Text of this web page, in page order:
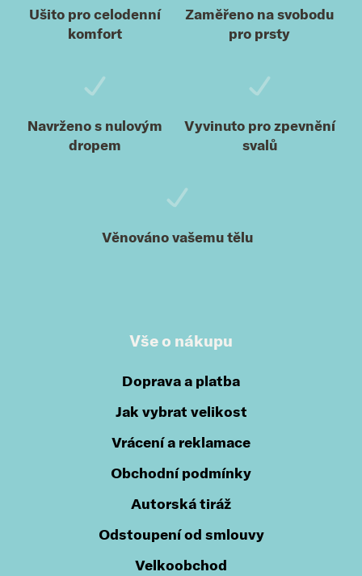
Ušito pro celodenní
komfort
Zaměřeno na svobodu
pro prsty
Navrženo s nulovým
dropem
Vyvinuto pro zpevnění
svalů
Věnováno vašemu tělu
Vše o nákupu
Doprava a platba
Jak vybrat velikost
Vrácení a reklamace
Obchodní podmínky
Autorská tiráž
Odstoupení od smlouvy
Velkoobchod